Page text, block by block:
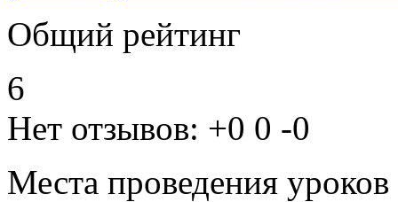
Общий рейтинг
6
Нет отзывов: +0 0 -0
Места проведения уроков